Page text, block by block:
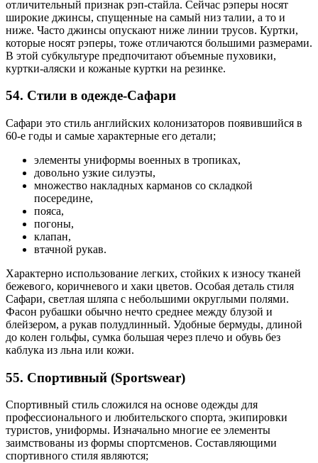
отличительный признак рэп-стайла. Сейчас рэперы носят
широкие джинсы, спущенные на самый низ талии, а то и
ниже. Часто джинсы опускают ниже линии трусов. Куртки,
которые носят рэперы, тоже отличаются большими размерами.
В этой субкультуре предпочитают объемные пуховики,
куртки-аляски и кожаные куртки на резинке.
54. Стили в одежде-Сафари
Сафари это стиль английских колонизаторов появившийся в
60-е годы и самые характерные его детали;
элементы униформы военных в тропиках,
довольно узкие силуэты,
множество накладных карманов со складкой
посередине,
пояса,
погоны,
клапан,
втачной рукав.
Характерно использование легких, стойких к износу тканей
бежевого, коричневого и хаки цветов. Особая деталь стиля
Сафари, светлая шляпа с небольшими округлыми полями.
Фасон рубашки обычно нечто среднее между блузой и
блейзером, а рукав полудлинный. Удобные бермуды, длиной
до колен гольфы, сумка большая через плечо и обувь без
каблука из льна или кожи.
55. Спортивный (Sportswear)
Спортивный стиль сложился на основе одежды для
профессионального и любительского спорта, экипировки
туристов, униформы. Изначально многие ее элементы
заимствованы из формы спортсменов. Составляющими
спортивного стиля являются;